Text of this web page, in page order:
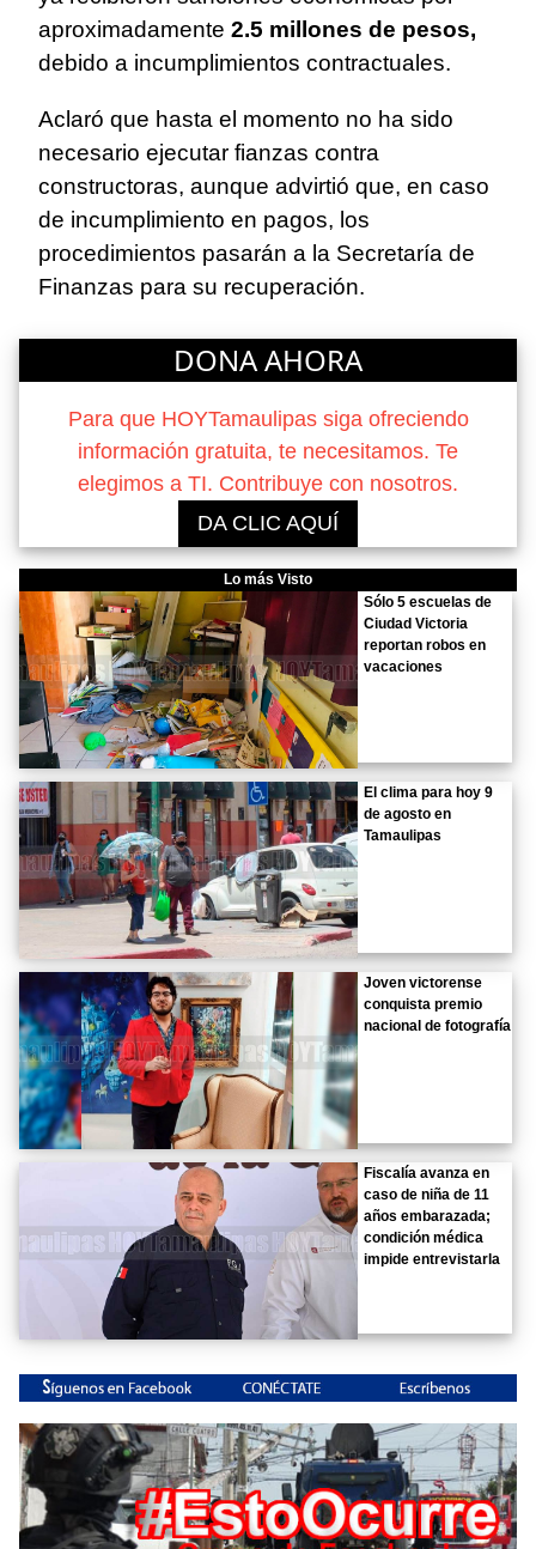
aproximadamente 2.5 millones de pesos,
debido a incumplimientos contractuales.
Aclaró que hasta el momento no ha sido
necesario ejecutar fianzas contra
constructoras, aunque advirtió que, en caso
de incumplimiento en pagos, los
procedimientos pasarán a la Secretaría de
Finanzas para su recuperación.
DONA AHORA
Para que HOYTamaulipas siga ofreciendo
información gratuita, te necesitamos. Te
elegimos a TI. Contribuye con nosotros.
DA CLIC AQUÍ
Lo más Visto
Sólo 5 escuelas de
Ciudad Victoria
reportan robos en
vacaciones
El clima para hoy 9
de agosto en
Tamaulipas
Joven victorense
conquista premio
nacional de fotografía
Fiscalía avanza en
caso de niña de 11
años embarazada;
condición médica
impide entrevistarla